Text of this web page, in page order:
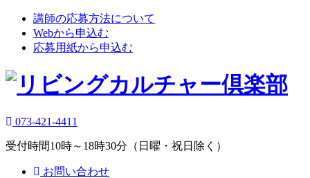
講師の応募方法について
Webから申込む
応募用紙から申込む
073-421-4411
受付時間10時～18時30分（日曜・祝日除く）
お問い合わせ